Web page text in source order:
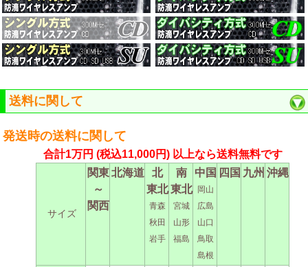
送料に関して
発送時の送料に関して
合計1万円 (税込11,000円)以上なら送料無料です
サイズ
関東
～
関西
北海道
北
東北
青森
秋田
岩手
南
東北
宮城
山形
福島
中国
岡山
広島
山口
鳥取
島根
四国 九州 沖縄